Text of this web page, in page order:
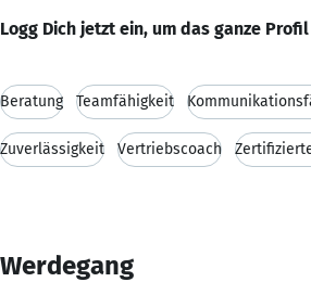
Logg Dich jetzt ein, um das ganze
Beratung Teamfähigkeit
Zuverlässigkeit Vertriebscoach
Werdegang